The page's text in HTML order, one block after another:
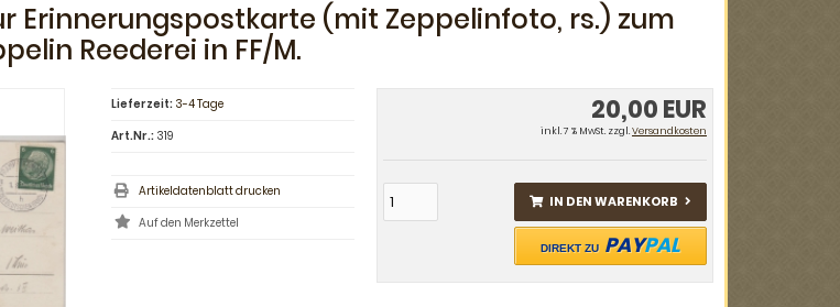
Erinnerungspostkarte (mit Zeppelinfoto, rs.) zum
Reederei in FF/M.
20,00 EUR
inkl. 7 % MwSt. zzgl.Versandkosten
IN DEN WARENKORB
DIREKT ZU PAYPAL
Lieferzeit: 3-4 Tage
Art.Nr.: 319
Artikeldatenblatt drucken